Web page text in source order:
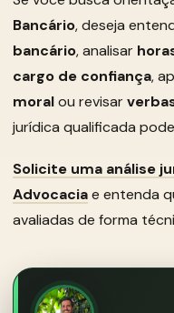
Bancário, deseja
bancário, analisar
cargo de confiança,
moralou revisar
jurídica qualificada
Solicite uma análise
Advocaciae entenda
avaliadas de forma